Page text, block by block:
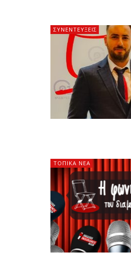
ΣΥΝΕΝΤΕΎΞΕΙΣ
ΤΟΠΙΚΑ ΝΕΑ